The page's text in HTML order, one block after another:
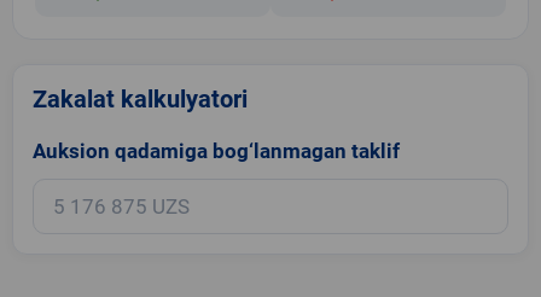
Zakalat kalkulyatori
Auksion qadamiga bog‘lanmagan taklif